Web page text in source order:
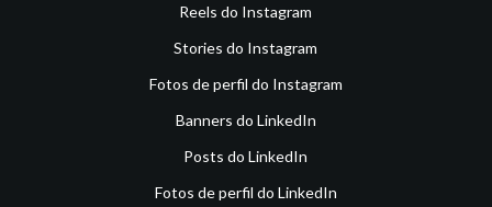
Reels do Instagram
Stories do Instagram
Fotos de perfil do Instagram
Banners do LinkedIn
Posts do LinkedIn
Fotos de perfil do LinkedIn